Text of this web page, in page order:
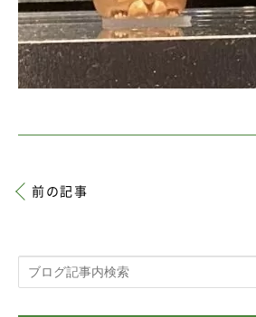
前の記事